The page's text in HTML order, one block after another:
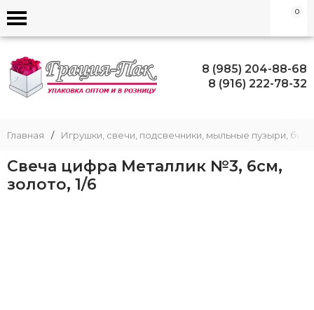
0
8 (985) 204-88-68
8 (916) 222-78-32
Главная / Игрушки, свечи, подсвечники, мыльные пузыри,
Свеча цифра Металлик №3, 6см,
золото, 1/6